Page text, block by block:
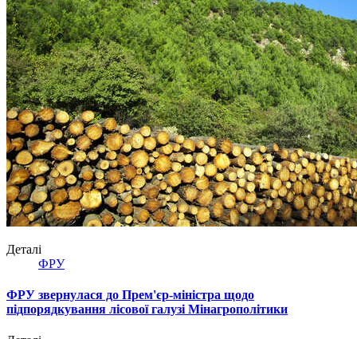
Деталі
ФРУ
ФРУ звернулася до Прем'єр-міністра щодо
підпорядкування лісової галузі Мінагрополітики